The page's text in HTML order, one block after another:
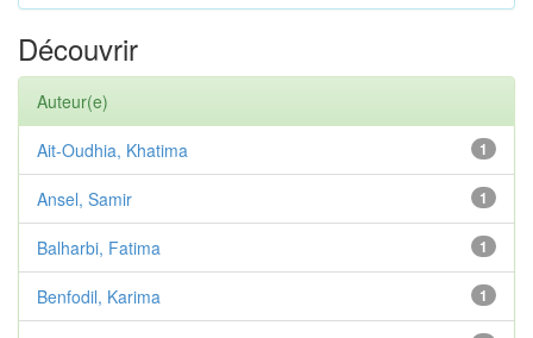
Découvrir
Auteur(e)
1
Ait-Oudhia, Khatima
1
Ansel, Samir
1
Balharbi, Fatima
1
Benfodil, Karima